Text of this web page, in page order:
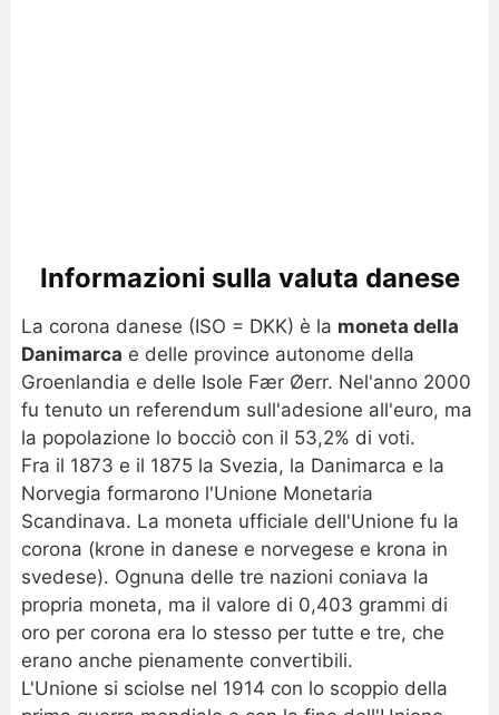
Informazioni sulla valuta danese
La corona danese (ISO = DKK) è la moneta della
Danimarca e delle province autonome della
Groenlandia e delle Isole Fær Øerr. Nel'anno 2000
fu tenuto un referendum sull'adesione all'euro, ma
la popolazione lo bocciò con il 53,2% di voti.
Fra il 1873 e il 1875 la Svezia, la Danimarca e la
Norvegia formarono l'Unione Monetaria
Scandinava. La moneta ufficiale dell'Unione fu la
corona (krone in danese e norvegese e krona in
svedese). Ognuna delle tre nazioni coniava la
propria moneta, ma il valore di 0,403 grammi di
oro per corona era lo stesso per tutte e tre, che
erano anche pienamente convertibili.
L'Unione si sciolse nel 1914 con lo scoppio della